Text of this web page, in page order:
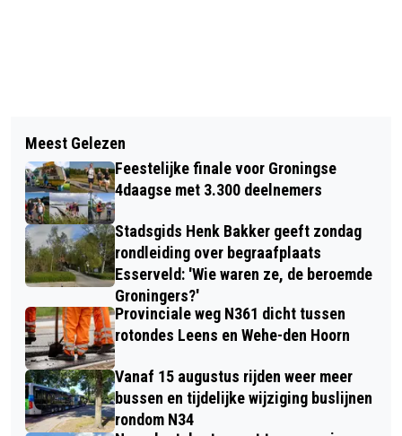
MINISYMPOSIUM OVER DE TOEKOMST
VAN BESCHERMD WONEN & OPVANG
DONAR VERLIEST STEVIG VAN SPIROU
BASKET
Meest Gelezen
Feestelijke finale voor Groningse
4daagse met 3.300 deelnemers
Stadsgids Henk Bakker geeft zondag
rondleiding over begraafplaats
Esserveld: 'Wie waren ze, de beroemde
Groningers?'
Provinciale weg N361 dicht tussen
rotondes Leens en Wehe-den Hoorn
Vanaf 15 augustus rijden weer meer
bussen en tijdelijke wijziging buslijnen
rondom N34